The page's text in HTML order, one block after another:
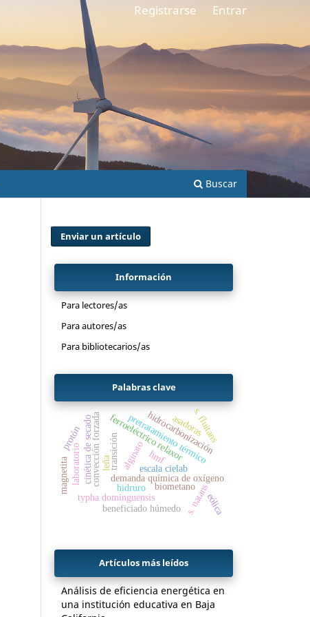
Buscar
Registrarse Entrar
Enviar un artículo
Información
Para lectores/as
Para autores/as
Para bibliotecarios/as
Palabras clave
ferroeléctrico relaxor
demanda química de oxígeno
escala cielab
convección forzada
cinética de secado
typha dominguensis
pretratamiento térmico
biometano
hidrocarbonización
alginato
s. fluitans
s. natans
beneficiado húmedo
hmf
transición
laboratorio
hidruro
protón asadoras
leña
eólica
magnetita
Artículos más leídos
Análisis de eficiencia energética en
una institución educativa en Baja